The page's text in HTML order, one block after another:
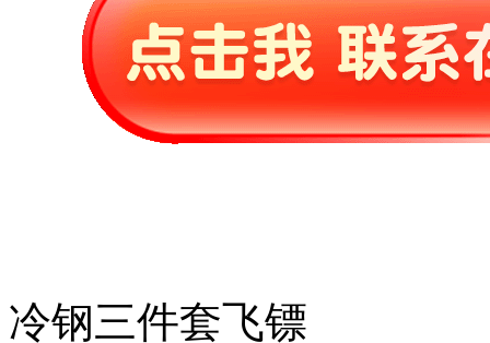
冷钢三件套飞镖